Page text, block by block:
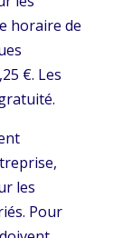
horaire de
€. Les
les
Pour